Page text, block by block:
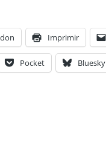
Imprimir
Pocket Bluesky